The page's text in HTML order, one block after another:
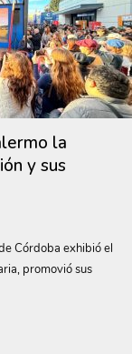
la
y sus
Córdoba exhibió el
promovió sus